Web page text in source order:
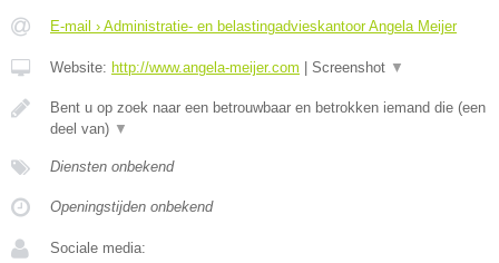
E-mail › Administratie- en belastingadvieskantoor Angela Meijer
Website: http://www.angela-meijer.com | Screenshot ▼
Bent u op zoek naar een betrouwbaar en betrokken iemand die (een
deel van) ▼
Diensten onbekend
Openingstijden onbekend
Sociale media: